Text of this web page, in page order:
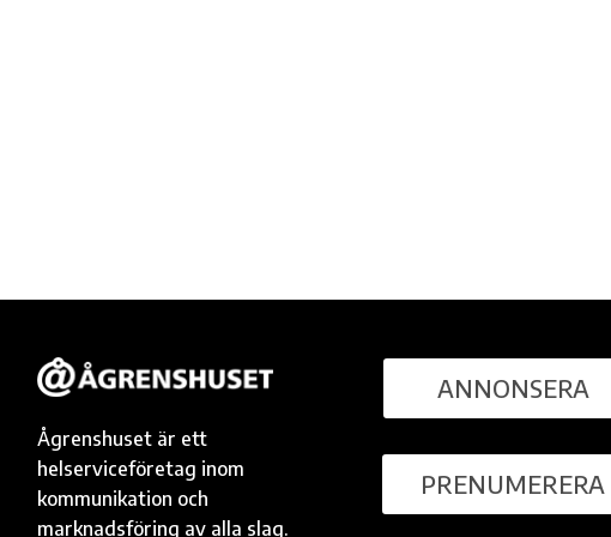
Ågrenshuset är ett
helserviceföretag inom
kommunikation och
marknadsföring av alla slag.
ANNONSERA
PRENUMERERA